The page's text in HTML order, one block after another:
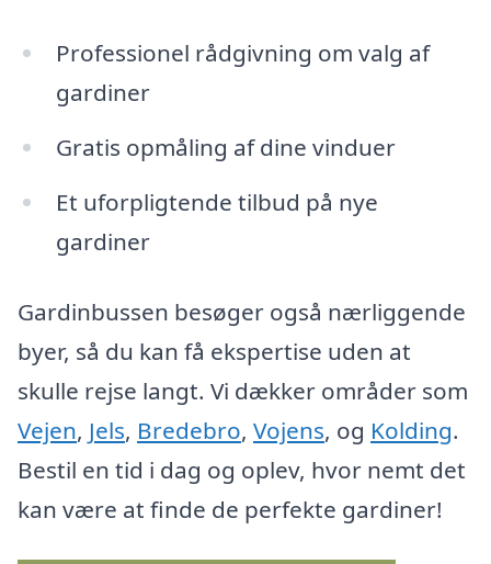
Professionel rådgivning om valg af
gardiner
Gratis opmåling af dine vinduer
Et uforpligtende tilbud på nye
gardiner
Gardinbussen besøger også nærliggende
byer, så du kan få ekspertise uden at
skulle rejse langt. Vi dækker områder som
Vejen, Jels, Bredebro, Vojens, og Kolding.
Bestil en tid i dag og oplev, hvor nemt det
kan være at finde de perfekte gardiner!